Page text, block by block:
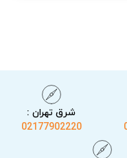
شرق تهران :
02177902220